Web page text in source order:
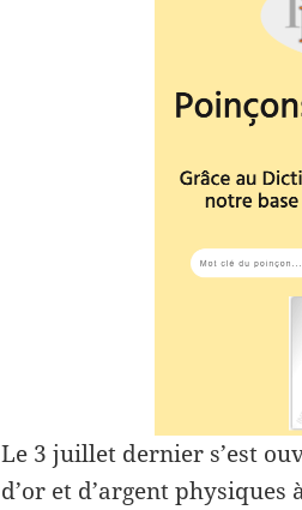
Le 3 juillet dernier s’est
d’or et d’argent physiques